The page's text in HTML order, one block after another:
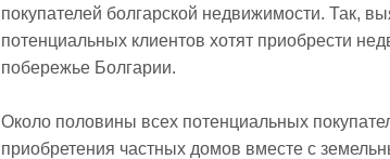
покупателей болгарской недвижимости. Так,
потенциальных клиентов хотят приобрести
побережье Болгарии.
Около половины всех потенциальных
приобретения частных домов вместе с